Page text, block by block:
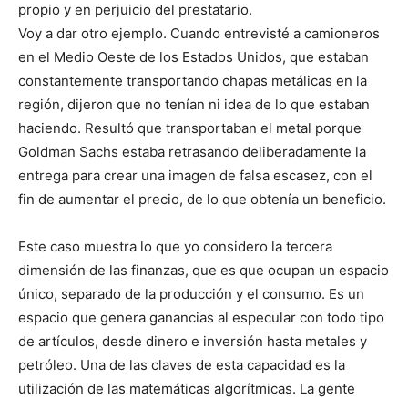
propio y en perjuicio del prestatario.
Voy a dar otro ejemplo. Cuando entrevisté a camioneros
en el Medio Oeste de los Estados Unidos, que estaban
constantemente transportando chapas metálicas en la
región, dijeron que no tenían ni idea de lo que estaban
haciendo. Resultó que transportaban el metal porque
Goldman Sachs estaba retrasando deliberadamente la
entrega para crear una imagen de falsa escasez, con el
fin de aumentar el precio, de lo que obtenía un beneficio.
Este caso muestra lo que yo considero la tercera
dimensión de las finanzas, que es que ocupan un espacio
único, separado de la producción y el consumo. Es un
espacio que genera ganancias al especular con todo tipo
de artículos, desde dinero e inversión hasta metales y
petróleo. Una de las claves de esta capacidad es la
utilización de las matemáticas algorítmicas. La gente